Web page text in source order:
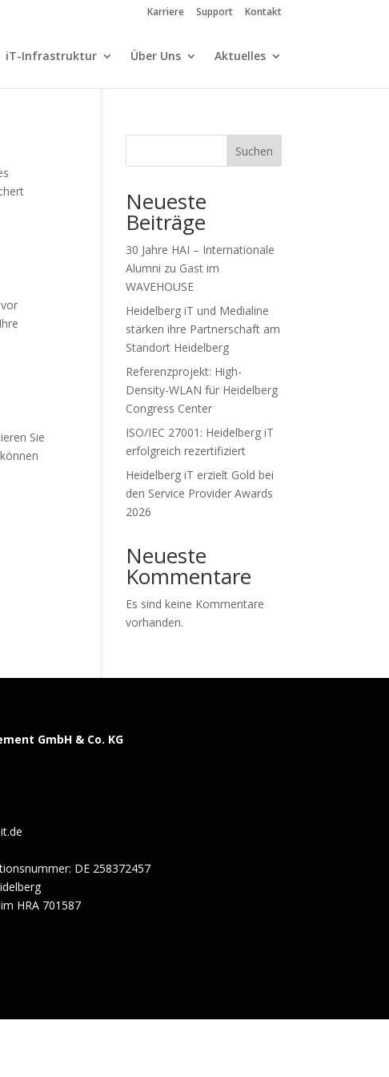
Karriere Support Kontakt
iT-Infrastruktur Über Uns Aktuelles
Sie
Suchen
Neueste
Beiträge
30 Jahre HAI – Internationale
Alumni zu Gast im
WAVEHOUSE
Heidelberg iT und Medialine
stärken ihre Partnerschaft am
Standort Heidelberg
Referenzprojekt: High-
Density-WLAN für Heidelberg
Congress Center
ISO/IEC 27001: Heidelberg iT
erfolgreich rezertifiziert
Heidelberg iT erzielt Gold bei
den Service Provider Awards
2026
Neueste
Kommentare
Es sind keine Kommentare
vorhanden.
GmbH & Co. KG
DE 258372457
HRA 701587